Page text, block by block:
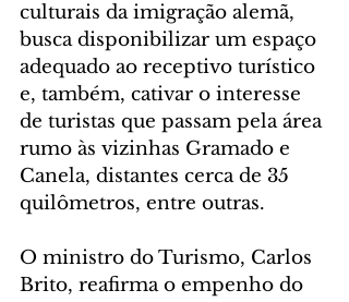
culturais da imigração alemã,
busca disponibilizar um espaço
adequado ao receptivo turístico
e, também, cativar o interesse
de turistas que passam pela área
rumo às vizinhas Gramado e
Canela, distantes cerca de 35
quilômetros, entre outras.
O ministro do Turismo, Carlos
Brito, reafirma o empenho do